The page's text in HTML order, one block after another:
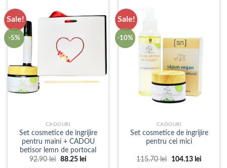
Sale!
-5%
CADOURI
Set cosmetice de ingrijire
pentru maini + CADOU
betisor lemn de portocal
92.90lei
Prețul
88.25 leiPrețul
Sale!
-10%
CADOURI
Set cosmetice de ingrijire
pentru cei mici
115.70lei
Prețul
104.13 leiPrețul